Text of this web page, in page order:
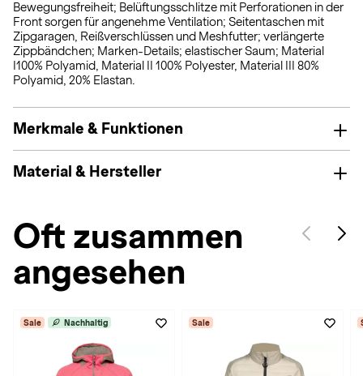
Bewegungsfreiheit; Belüftungsschlitze mit Perforationen in der
Front sorgen für angenehme Ventilation; Seitentaschen mit
Zipgaragen, Reißverschlüssen und Meshfutter; verlängerte
Zippbändchen; Marken-Details; elastischer Saum; Material
I100% Polyamid, Material II 100% Polyester, Material III 80%
Polyamid, 20% Elastan.
Merkmale & Funktionen
Material & Hersteller
Oft zusammen
angesehen
Sale Nachhaltig Sale